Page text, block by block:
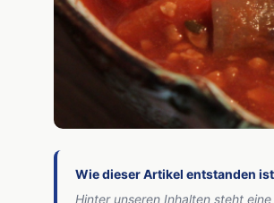
Wie dieser Artikel entstanden ist
Hinter unseren Inhalten steht